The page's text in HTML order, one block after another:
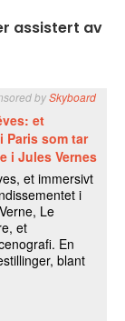
assistert av